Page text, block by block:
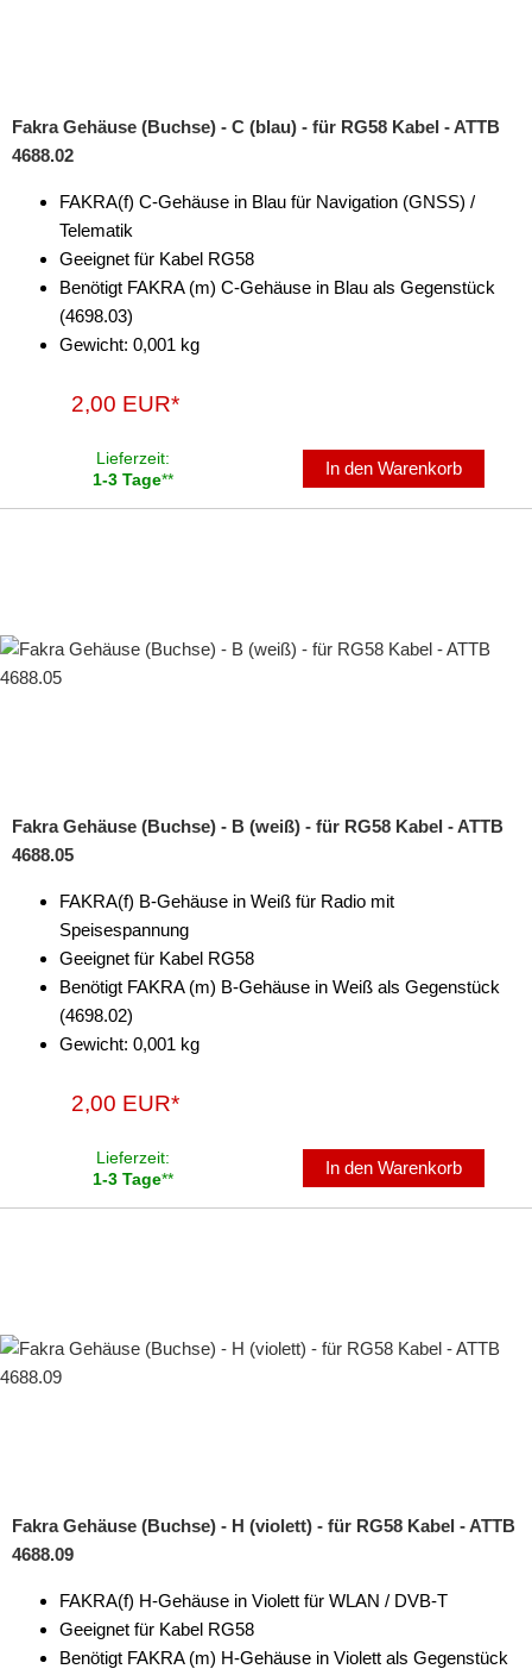
Fakra Gehäuse (Buchse) - C (blau) - für RG58 Kabel - ATTB
4688.02
FAKRA(f) C-Gehäuse in Blau für Navigation (GNSS) /
Telematik
Geeignet für Kabel RG58
Benötigt FAKRA (m) C-Gehäuse in Blau als Gegenstück
(4698.03)
Gewicht: 0,001 kg
2,00 EUR*
Lieferzeit:
1-3 Tage**
In den Warenkorb
Fakra Gehäuse (Buchse) - B (weiß) - für RG58 Kabel - ATTB
4688.05
FAKRA(f) B-Gehäuse in Weiß für Radio mit
Speisespannung
Geeignet für Kabel RG58
Benötigt FAKRA (m) B-Gehäuse in Weiß als Gegenstück
(4698.02)
Gewicht: 0,001 kg
2,00 EUR*
Lieferzeit:
1-3 Tage**
In den Warenkorb
Fakra Gehäuse (Buchse) - H (violett) - für RG58 Kabel - ATTB
4688.09
FAKRA(f) H-Gehäuse in Violett für WLAN / DVB-T
Geeignet für Kabel RG58
Benötigt FAKRA (m) H-Gehäuse in Violett als Gegenstück